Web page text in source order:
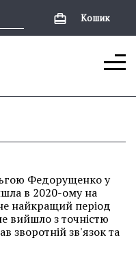
Кошик
Федорущенко у
в 2020-ому на
найкращий період
вийшло з точністю
зворотній зв'язок та